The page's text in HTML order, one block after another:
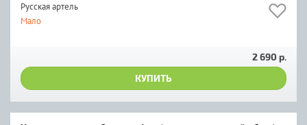
Русская артель
Мало
2 690 р.
КУПИТЬ